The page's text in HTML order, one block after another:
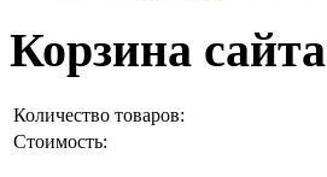
Корзина сайта
Количество товаров:
Стоимость: